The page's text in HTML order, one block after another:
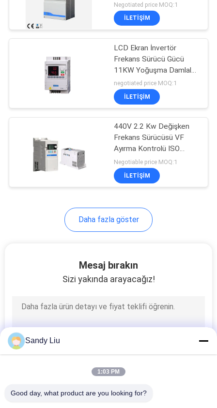
500Hz V/F Kontrolü 0-
5000Hz
Negotiated price MOQ:1
İLETIŞIM
LCD Ekran İnvertör
Frekans Sürücü Gücü
11KW Yoğuşma Damlaları
Olmadan
negotiated price MOQ:1
İLETIŞIM
440V 2.2 Kw Değişken
Frekans Sürücüsü VF
Ayırma Kontrolü ISO
Sertifikası
Negotiable price MOQ:1
İLETIŞIM
Daha fazla göster
Mesaj bırakın
Sizi yakında arayacağız!
Sandy Liu
1:03 PM
Good day, what product are you looking for?